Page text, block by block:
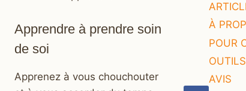
Apprendre à prendre soin
de soi
Apprenez à vous chouchouter
À
POUR
OUTILS
AVIS